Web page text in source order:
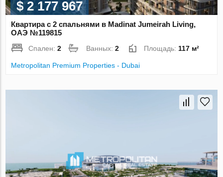
$ 2 177 967
Квартира с 2 спальнями в Madinat Jumeirah Living,
ОАЭ №119815
Спален:2 Ванных:2 Площадь: 117 м²
Metropolitan Premium Properties - Dubai